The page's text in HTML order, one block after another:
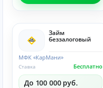
Займ
беззалоговый
МФК «КарМани»
Бесплатно
Ставка
До 100 000 руб.